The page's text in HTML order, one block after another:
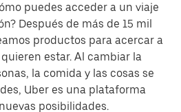
puedes acceder a un viaje
Después de más de 15 mil
productos para acercar a
estar. Al cambiar la
la comida y las cosas se
Uber es una plataforma
posibilidades.